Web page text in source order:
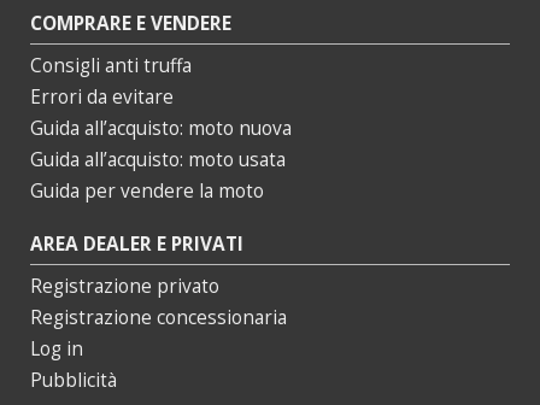
COMPRARE E VENDERE
Consigli anti truffa
Errori da evitare
Guida all’acquisto: moto nuova
Guida all’acquisto: moto usata
Guida per vendere la moto
AREA DEALER E PRIVATI
Registrazione privato
Registrazione concessionaria
Log in
Pubblicità